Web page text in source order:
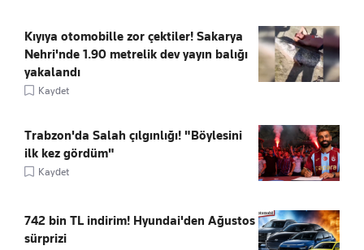
Kıyıya otomobille zor çektiler! Sakarya
Nehri'nde 1.90 metrelik dev yayın balığı
yakalandı
Kaydet
Trabzon'da Salah çılgınlığı! "Böylesini
ilk kez gördüm"
Kaydet
742 bin TL indirim! Hyundai'den Ağustos
sürprizi